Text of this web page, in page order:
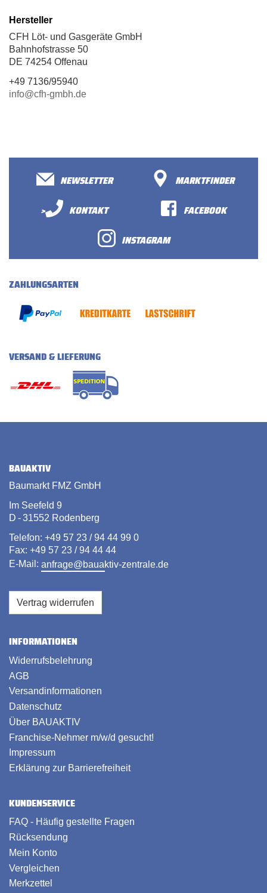
Hersteller
CFH Löt- und Gasgeräte GmbH
Bahnhofstrasse 50
DE 74254 Offenau
+49 7136/95940
info@cfh-gmbh.de
NEWSLETTER
MARKTFINDER
>
KONTAKT
FACEBOOK
INSTAGRAM
ZAHLUNGSARTEN
VERSAND & LIEFERUNG
BAUAKTIV
Baumarkt FMZ GmbH
Im Seefeld 9
D - 31552 Rodenberg
Telefon: +49 57 23 / 94 44 99 0
Fax: +49 57 23 / 94 44 44
E-Mail: anfrage@bauaktiv-zentrale.de
Vertrag widerrufen
INFORMATIONEN
Widerrufsbelehrung
AGB
Versandinformationen
Datenschutz
Über BAUAKTIV
Franchise-Nehmer m/w/d gesucht!
Impressum
Erklärung zur Barrierefreiheit
KUNDENSERVICE
FAQ - Häufig gestellte Fragen
Rücksendung
Mein Konto
Vergleichen
Merkzettel